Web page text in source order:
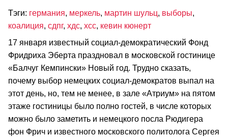
Тэги: германия, меркель, мартин шульц, выборы,
коалиция, сдпг, хдс, хсс, кевин кюнерт
17 января известный социал-демократический Фонд
Фридриха Эберта праздновал в московской гостинице
«Балчуг Кемпински» Новый год. Трудно сказать,
почему выбор немецких социал-демократов выпал на
этот день, но, тем не менее, в зале «Атриум» на пятом
этаже гостиницы было полно гостей, в числе которых
можно было заметить и немецкого посла Рюдигера
фон Фрич и известного московского политолога Сергея